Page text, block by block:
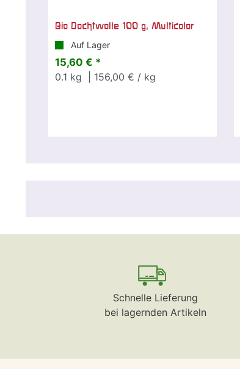
Bio Dochtwolle 100 g, Multicolor
Auf Lager
15,60 € *
0.1 kg | 156,00 € / kg
Schnelle Lieferung
bei lagernden Artikeln